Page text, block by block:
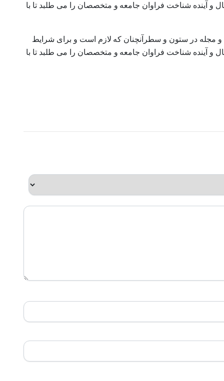
و آینده شناخت فراوان جامعه و متخصصان را می طلبد تا با
و مجله در ستون و سطرآنچنان که لازم است و برای شرایط
و آینده شناخت فراوان جامعه و متخصصان را می طلبد تا با